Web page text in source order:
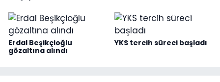
Erdal Beşikçioğlu
gözaltına alındı
YKS tercih süreci başladı